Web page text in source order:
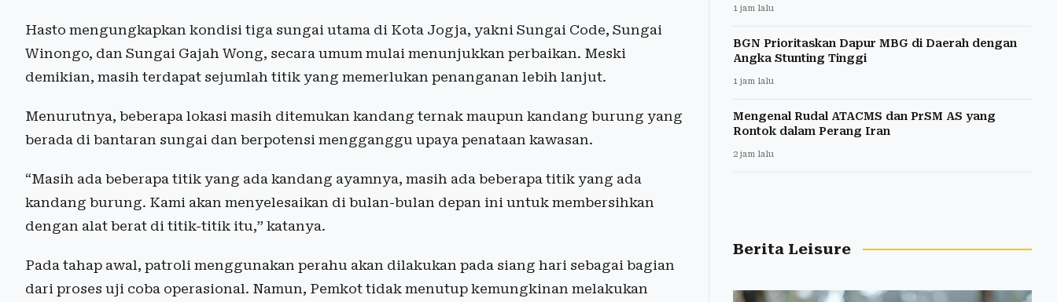
Hasto mengungkapkan kondisi tiga sungai utama di Kota Jogja, yakni Sungai Code, Sungai
Winongo, dan Sungai Gajah Wong, secara umum mulai menunjukkan perbaikan. Meski
demikian, masih terdapat sejumlah titik yang memerlukan penanganan lebih lanjut.
Menurutnya, beberapa lokasi masih ditemukan kandang ternak maupun kandang burung yang
berada di bantaran sungai dan berpotensi mengganggu upaya penataan kawasan.
“Masih ada beberapa titik yang ada kandang ayamnya, masih ada beberapa titik yang ada
kandang burung. Kami akan menyelesaikan di bulan-bulan depan ini untuk membersihkan
dengan alat berat di titik-titik itu,” katanya.
Pada tahap awal, patroli menggunakan perahu akan dilakukan pada siang hari sebagai bagian
dari proses uji coba operasional. Namun, Pemkot tidak menutup kemungkinan melakukan
1 jam lalu
BGN Prioritaskan Dapur MBG di Daerah dengan
Angka Stunting Tinggi
1 jam lalu
Mengenal Rudal ATACMS dan PrSM AS yang
Rontok dalam Perang Iran
2 jam lalu
Berita Leisure